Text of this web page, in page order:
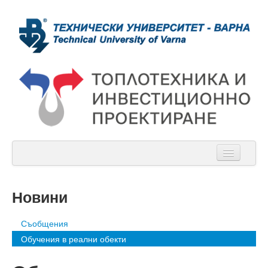
За нас
Новини
Учебна дейност
Новини
Съобщения
Обучения в реални обекти